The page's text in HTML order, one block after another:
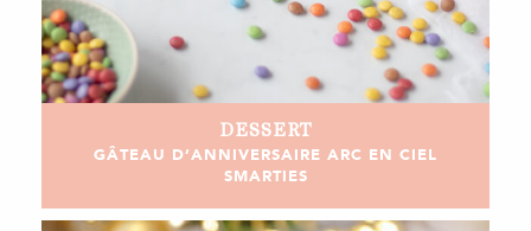
DESSERT
GÂTEAU D’ANNIVERSAIRE ARC EN CIEL
SMARTIES